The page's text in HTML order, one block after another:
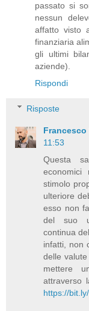
passato si
nessun
affatto visto
finanziaria
gli ultimi
aziende).
Rispondi
Risposte
11:53
Questa
economici
stimolo
ulteriore
esso non
del suo
continua
infatti, non
delle
mettere
attraverso
https://